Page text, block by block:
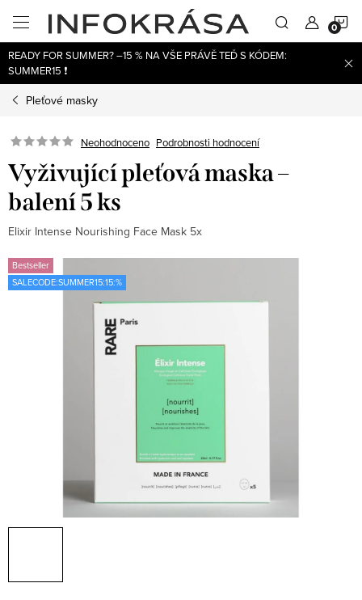
obsah
READY FOR SUMMER? –15 % NA VŠE PRÁVĚ TEĎ S KÓDEM:
SUMMER15 ❗
Pleťové masky
Neohodnoceno Podrobnosti hodnocení
Vyživující pleťová maska –
balení 5 ks
Elixir Intense Nourishing Face Mask 5x
Bestseller
SALECODE:SUMMER15:15:%